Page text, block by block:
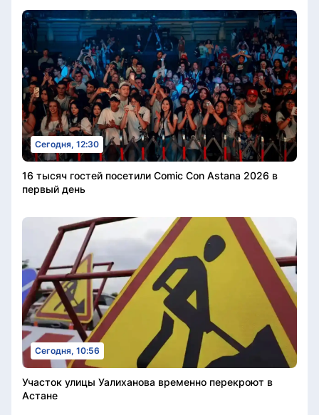
Сегодня, 12:30
16 тысяч гостей посетили Comic Con Astana 2026 в
первый день
Сегодня, 10:56
Участок улицы Уалиханова временно перекроют в
Астане